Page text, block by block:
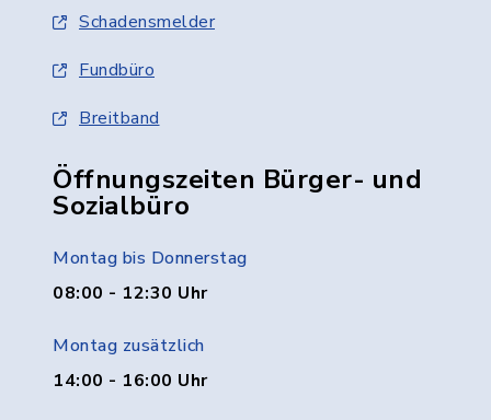
Schadensmelder
Fundbüro
Breitband
Öffnungszeiten Bürger- und
Sozialbüro
Montag bis Donnerstag
08:00 - 12:30 Uhr
Montag zusätzlich
14:00 - 16:00 Uhr